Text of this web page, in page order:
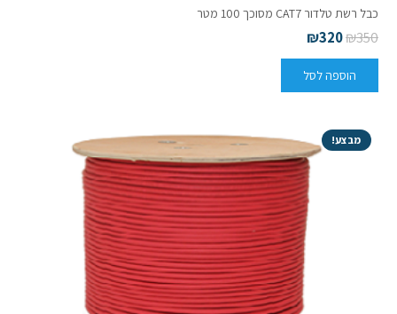
כבל רשת טלדור CAT7 מסוכך 100 מטר
₪350
₪320
הוספה לסל
מבצע!